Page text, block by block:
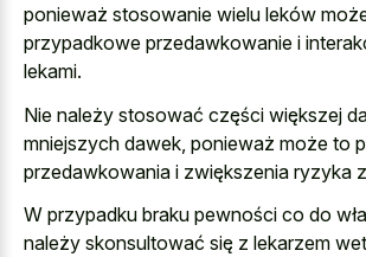
ponieważ stosowanie wielu leków
przypadkowe przedawkowanie i
lekami.
Nie należy stosować części większej
mniejszych dawek, ponieważ może to
przedawkowania i zwiększenia ryzyka
W przypadku braku pewności co do
należy skonsultować się z lekarzem